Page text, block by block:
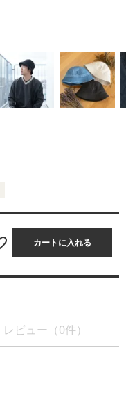
カートに入れる
レビュー（0件）